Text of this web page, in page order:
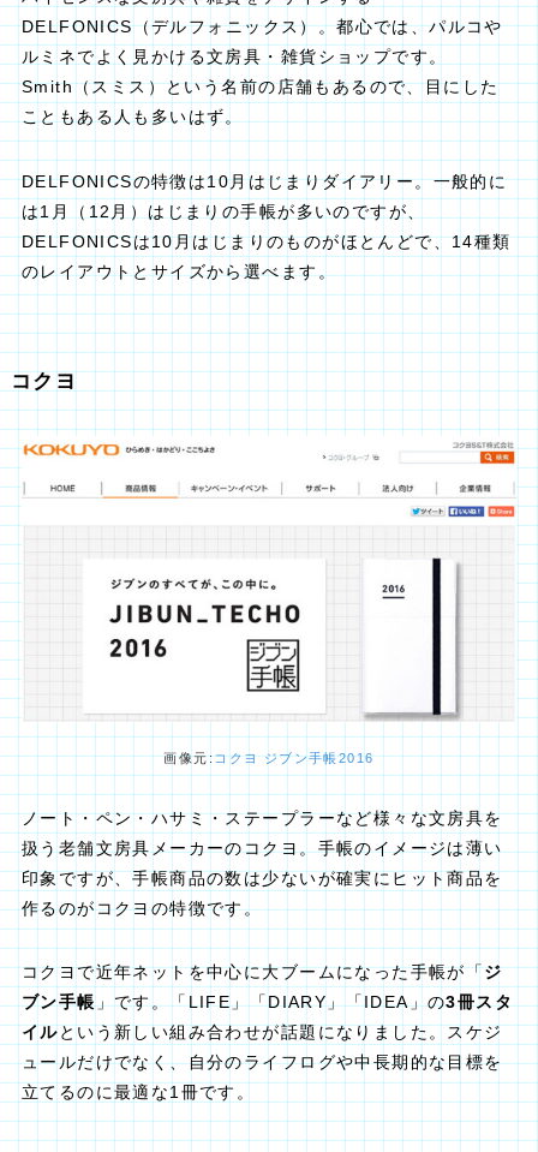
DELFONICS（デルフォニックス）。都心では、パルコや
ルミネでよく見かける文房具・雑貨ショップです。
Smith（スミス）という名前の店舗もあるので、目にした
こともある人も多いはず。
DELFONICSの特徴は10月はじまりダイアリー。一般的に
は1月（12月）はじまりの手帳が多いのですが、
DELFONICSは10月はじまりのものがほとんどで、14種類
のレイアウトとサイズから選べます。
コクヨ
画像元:コクヨ ジブン手帳2016
ノート・ペン・ハサミ・ステープラーなど様々な文房具を
扱う老舗文房具メーカーのコクヨ。手帳のイメージは薄い
印象ですが、手帳商品の数は少ないが確実にヒット商品を
作るのがコクヨの特徴です。
コクヨで近年ネットを中心に大ブームになった手帳が「ジ
ブン手帳」です。「LIFE」「DIARY」「IDEA」の3冊スタ
イルという新しい組み合わせが話題になりました。スケジ
ュールだけでなく、自分のライフログや中長期的な目標を
立てるのに最適な1冊です。